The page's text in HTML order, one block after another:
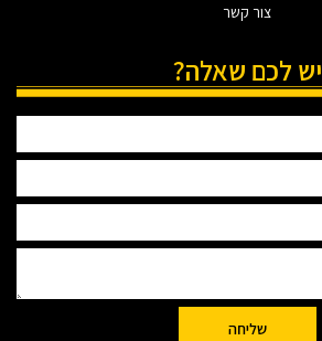
צור קשר
יש לכם שאלה?
שליחה